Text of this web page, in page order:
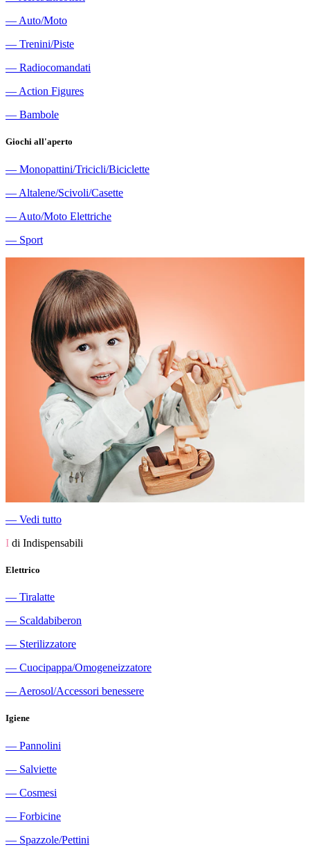
― Auto/Moto
― Trenini/Piste
― Radiocomandati
― Action Figures
― Bambole
Giochi all'aperto
― Monopattini/Tricicli/Biciclette
― Altalene/Scivoli/Casette
― Auto/Moto Elettriche
― Sport
― Vedi tutto
I di Indispensabili
Elettrico
― Tiralatte
― Scaldabiberon
― Sterilizzatore
― Cuocipappa/Omogeneizzatore
― Aerosol/Accessori benessere
Igiene
― Pannolini
― Salviette
― Cosmesi
― Forbicine
― Spazzole/Pettini